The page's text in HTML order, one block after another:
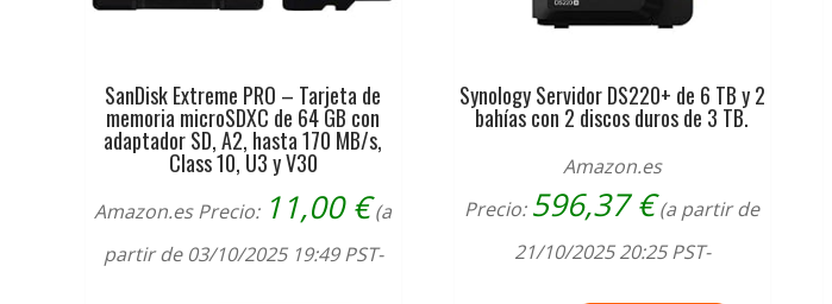
SanDisk Extreme PRO – Tarjeta de
memoria microSDXC de 64 GB con
adaptador SD, A2, hasta 170 MB/s,
Class 10, U3 y V30
Amazon.es Precio: 11,00€ (a
partir de 03/10/2025 19:49 PST-
Synology Servidor DS220+ de 6 TB y 2
bahías con 2 discos duros de 3 TB.
Amazon.es
Precio: 596,37€ (a partir de
21/10/2025 20:25 PST-